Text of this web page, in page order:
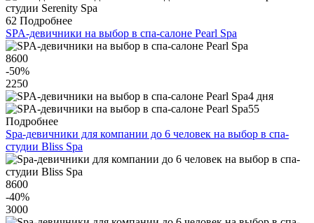
62 Подробнее
SPA-девичники на выбор в спа-салоне Pearl Spa
8600
-50%
2250
4 дня
55
Подробнее
Spa-девичники для компании до 6 человек на выбор в спа-
студии Bliss Spa
8600
-40%
3000